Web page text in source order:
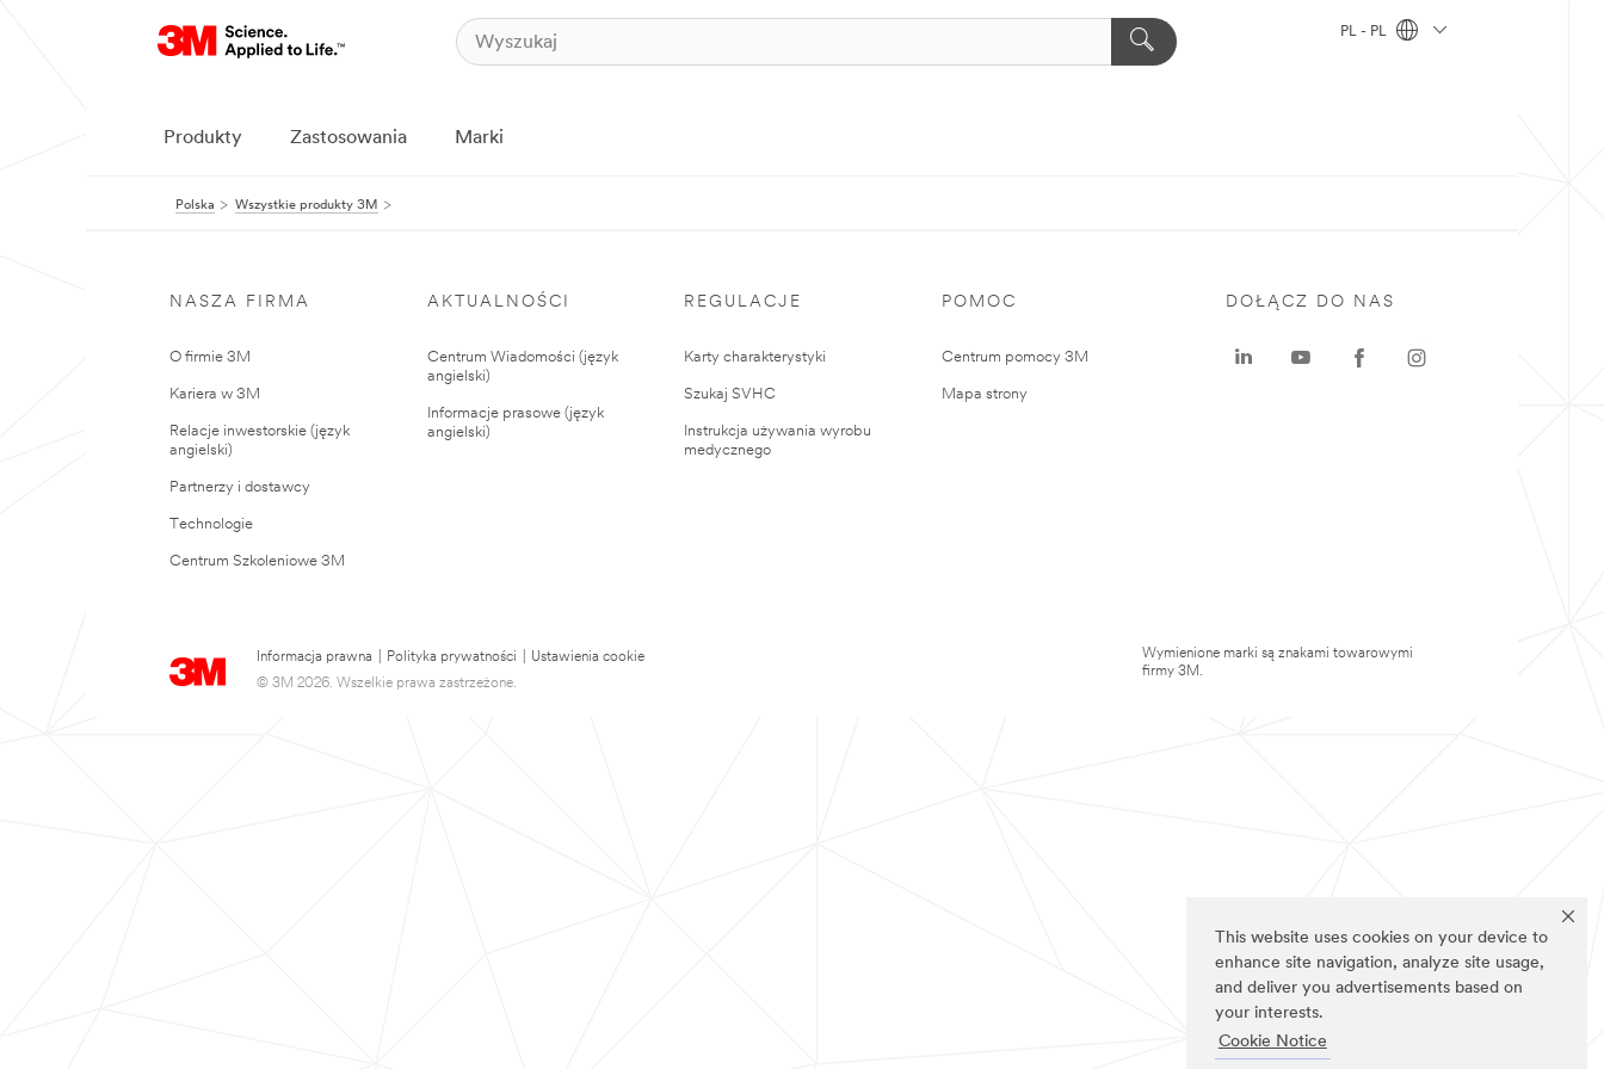
This website uses cookies on your device to
enhance site navigation, analyze site usage,
and deliver you advertisements based on
your interests.
Cookie Notice
PL - PL
Produkty Zastosowania Marki
Polska Wszystkie produkty 3M
NASZA FIRMA
O firmie 3M
Kariera w 3M
Relacje inwestorskie (język
angielski)
Partnerzy i dostawcy
Technologie
Centrum Szkoleniowe 3M
AKTUALNOŚCI
Centrum Wiadomości (język
angielski)
Informacje prasowe (język
angielski)
REGULACJE
Karty charakterystyki
Szukaj SVHC
Instrukcja używania wyrobu
medycznego
POMOC
Centrum pomocy 3M
Mapa strony
Informacja prawna Polityka prywatności
Ustawienia cookie
© 3M 2026. Wszelkie prawa zastrzeżone.
DOŁĄCZ DO NAS
Wymienione marki są znakami towarowymi
firmy 3M.